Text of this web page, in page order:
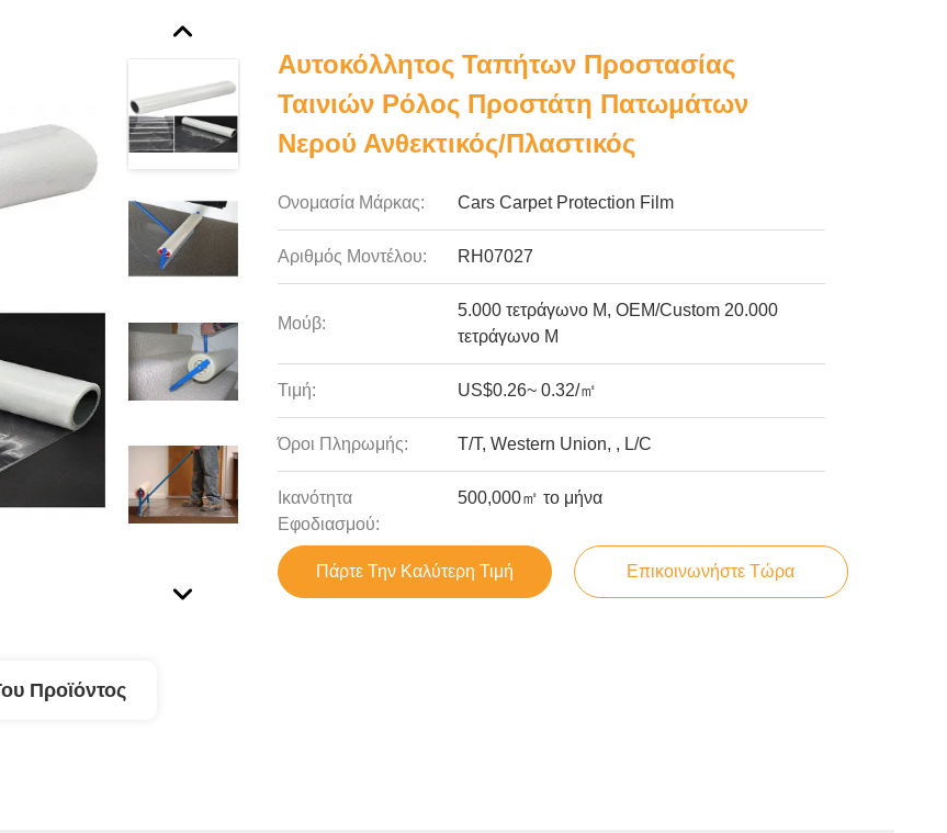
Αυτοκόλλητος Ταπήτων Προστασίας
Ταινιών Ρόλος Προστάτη Πατωμάτων
Νερού Ανθεκτικός/πλαστικός
Ονομασία Μάρκας: Cars Carpet Protection Film
Αριθμός Μοντέλου: RH07027
Μούβ:
5.000 τετράγωνο Μ, OEM/Custom 20.000
τετράγωνο Μ
Τιμή: US$0.26~ 0.32/㎡
Όροι Πληρωμής: T/T, Western Union, , L/C
Ικανότητα
Εφοδιασμού:
500,000㎡ το μήνα
Πάρτε Την Καλύτερη Τιμή Επικοινωνήστε Τώρα
Προϊόντος